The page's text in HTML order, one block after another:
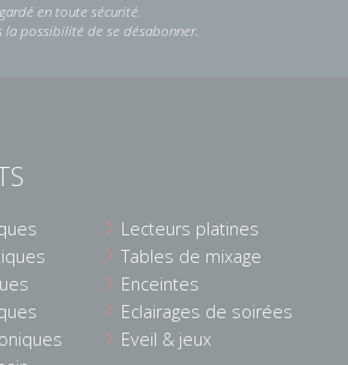
en toute sécurité.
la possibilité de se désabonner.
Lecteurs platines
Tables de mixage
Enceintes
Eclairages de soirées
Eveil & jeux